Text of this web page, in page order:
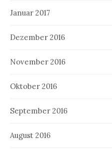
Januar 2017
Dezember 2016
November 2016
Oktober 2016
September 2016
August 2016